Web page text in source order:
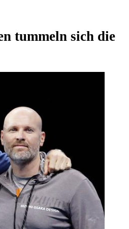
tummeln sich die